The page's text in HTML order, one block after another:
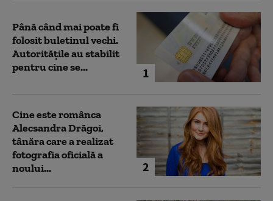
1
Până când mai poate fi
folosit buletinul vechi.
Autoritățile au stabilit
pentru cine se...
2
Cine este românca
Alecsandra Drăgoi,
tânăra care a realizat
fotografia oficială a
noului...